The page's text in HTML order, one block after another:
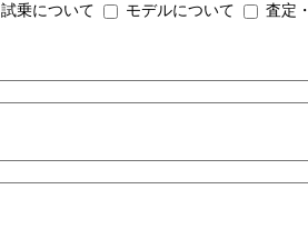
試乗について モデルについて
査定